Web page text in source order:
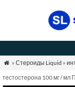
 » Стероиды Liquid »
тестостерона 100 мг /